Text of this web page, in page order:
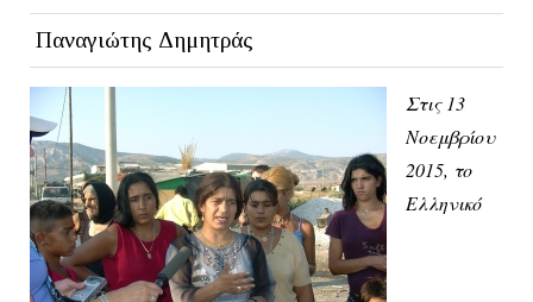
Παναγιώτης Δημητράς
Στις 13
Νοεμβρίου
2015, το
Ελληνικό